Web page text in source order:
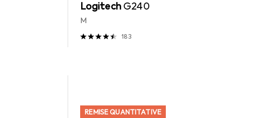
Logitech G240
M
183
REMISE QUANTITATIVE